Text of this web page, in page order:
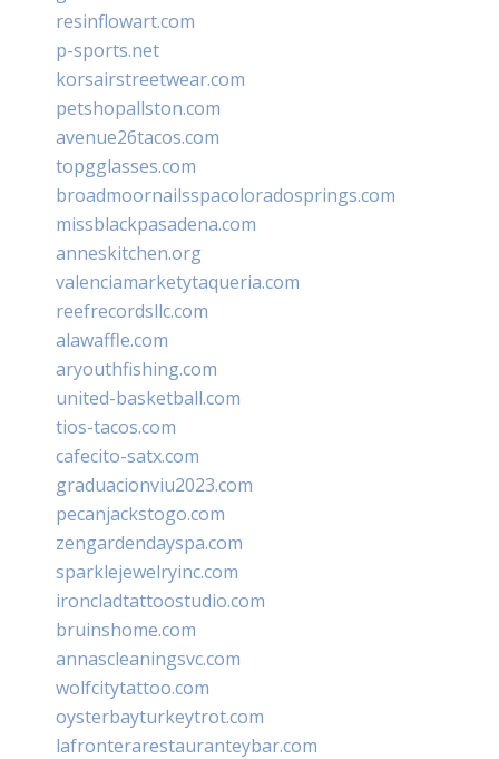
resinflowart.com
p-sports.net
korsairstreetwear.com
petshopallston.com
avenue26tacos.com
topgglasses.com
broadmoornailsspacoloradosprings.com
missblackpasadena.com
anneskitchen.org
valenciamarketytaqueria.com
reefrecordsllc.com
alawaffle.com
aryouthfishing.com
united-basketball.com
tios-tacos.com
cafecito-satx.com
graduacionviu2023.com
pecanjackstogo.com
zengardendayspa.com
sparklejewelryinc.com
ironcladtattoostudio.com
bruinshome.com
annascleaningsvc.com
wolfcitytattoo.com
oysterbayturkeytrot.com
lafronterarestauranteybar.com